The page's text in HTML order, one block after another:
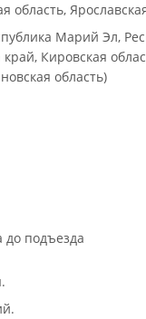
область,
Марий Эл,
Кировская
область)
до подъезда